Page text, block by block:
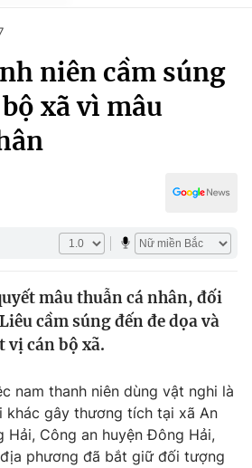
niên cầm súng
xã vì mâu
mâu thuẫn cá nhân, đối
cầm súng đến đe dọa và
vị cán bộ xã.
nam thanh niên dùng vật nghi là
khác gây thương tích tại xã An
Hải, Công an huyện Đông Hải,
phương đã bắt giữ đối tượng